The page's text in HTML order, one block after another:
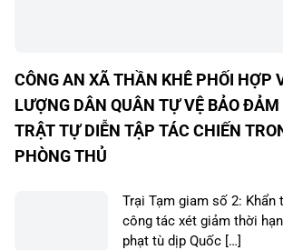
CÔNG AN XÃ THẦN KHÊ PHỐI HỢP
LƯỢNG DÂN QUÂN TỰ VỆ BẢO
TRẬT TỰ DIỄN TẬP TÁC CHIẾN
PHÒNG THỦ
Trại Tạm giam số 2: Khẩn
công tác xét giảm thời
phạt tù dịp Quốc […]